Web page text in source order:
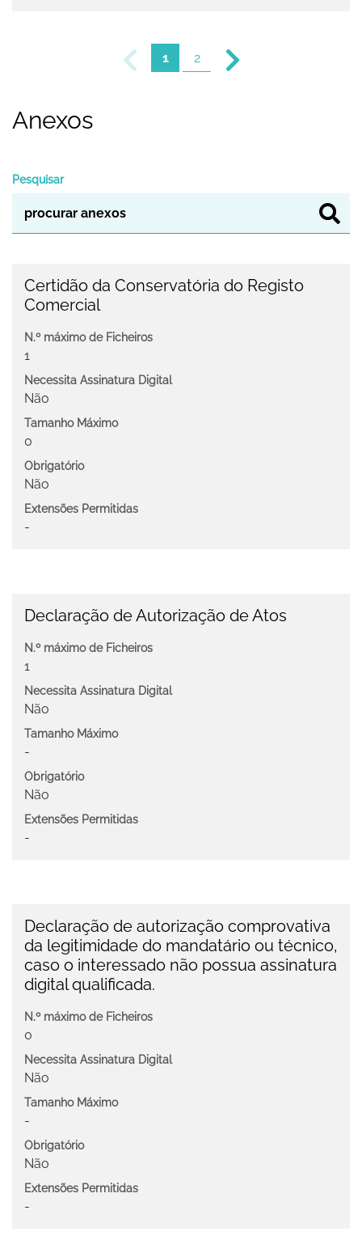
1 2
Anexos
Pesquisar
Certidão da Conservatória do Registo
Comercial
N.º máximo de Ficheiros
1
Necessita Assinatura Digital
Não
Tamanho Máximo
0
Obrigatório
Não
Extensões Permitidas
-
Declaração de Autorização de Atos
N.º máximo de Ficheiros
1
Necessita Assinatura Digital
Não
Tamanho Máximo
-
Obrigatório
Não
Extensões Permitidas
-
Declaração de autorização comprovativa
da legitimidade do mandatário ou técnico,
caso o interessado não possua assinatura
digital qualificada.
N.º máximo de Ficheiros
0
Necessita Assinatura Digital
Não
Tamanho Máximo
-
Obrigatório
Não
Extensões Permitidas
-